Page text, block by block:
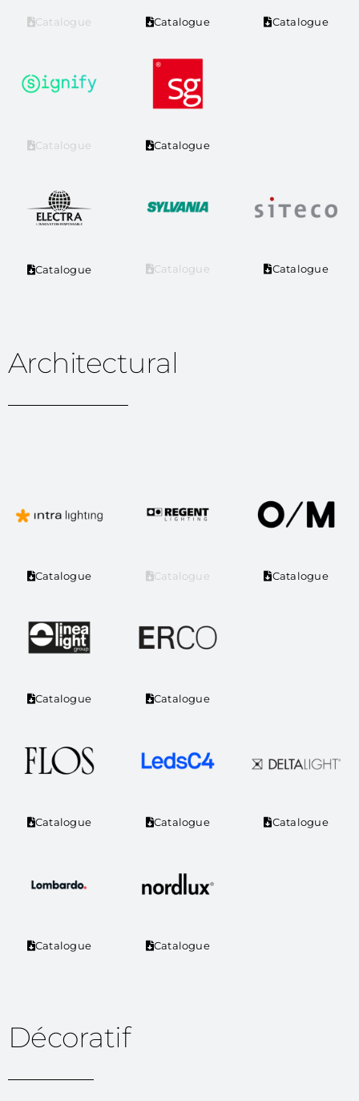
Catalogue Catalogue Catalogue
Catalogue Catalogue
Catalogue Catalogue Catalogue
Architectural
Catalogue Catalogue Catalogue
Catalogue Catalogue
Catalogue Catalogue Catalogue
Catalogue Catalogue
Décoratif